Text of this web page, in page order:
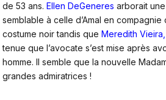
de 53 ans. Ellen DeGeneres arborait
semblable à celle d’Amal en compagnie
costume noir tandis que Meredith Vieira,
tenue que l’avocate s’est mise après
homme. Il semble que la nouvelle
grandes admiratrices !